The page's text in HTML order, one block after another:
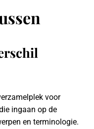
voor
ingaan op de
en terminologie.